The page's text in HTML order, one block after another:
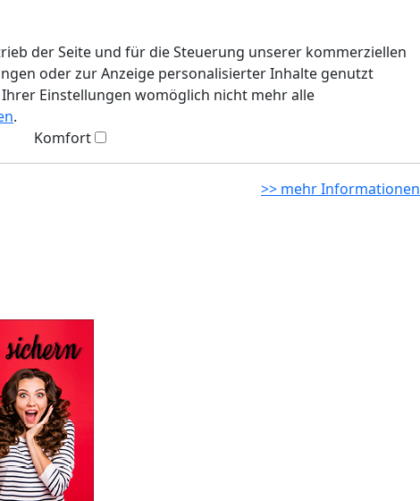
der Seite und für die Steuerung unserer kommerziellen
oder zur Anzeige personalisierter Inhalte genutzt
Einstellungen womöglich nicht mehr alle
.
Komfort
>> mehr Informationen